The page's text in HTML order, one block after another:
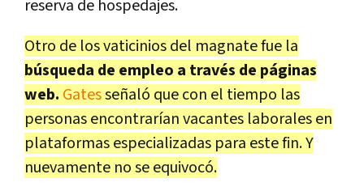
reserva de hospedajes.
Otro de los vaticinios del magnate fue la
búsqueda de empleo a través de páginas
web. Gatesseñaló que con el tiempo las
personas encontrarían vacantes laborales en
plataformas especializadas para este fin. Y
nuevamente no se equivocó.